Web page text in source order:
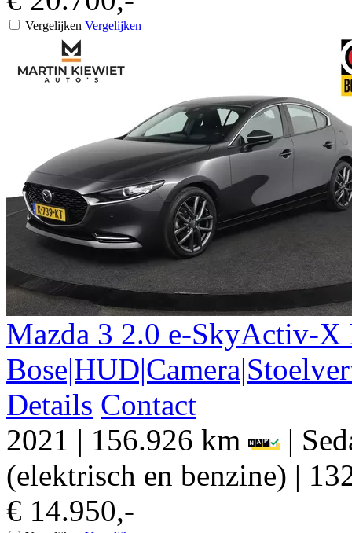
Vergelijken Vergelijken
Mazda 3 2.0 e-SkyActiv-
Details Contact
2021 | 156.926 km |
(elektrisch en benzine) |
€ 14.950,-